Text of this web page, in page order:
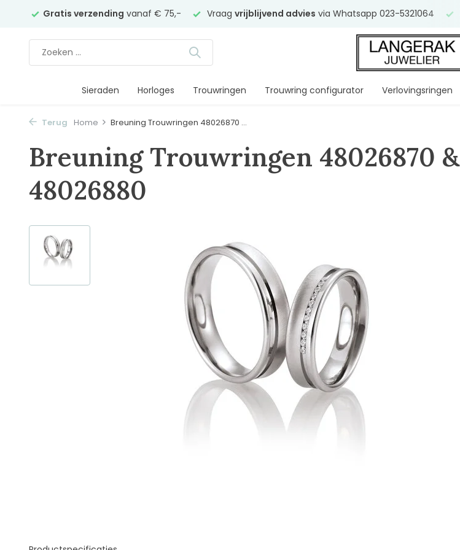
Gratis verzending vanaf € 75,- Vraag vrijblijvend advies via Whatsapp 023-5321064
Sieraden Horloges Trouwringen Trouwring configurator Verlovingsringen
Terug Home Breuning Trouwringen 48026870 ...
Breuning Trouwringen 48026870 &
48026880